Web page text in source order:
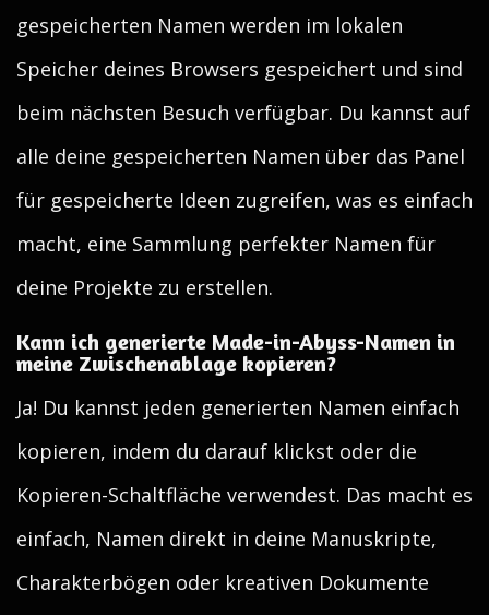
gespeicherten Namen werden im lokalen
Speicher deines Browsers gespeichert und sind
beim nächsten Besuch verfügbar. Du kannst auf
alle deine gespeicherten Namen über das Panel
für gespeicherte Ideen zugreifen, was es einfach
macht, eine Sammlung perfekter Namen für
deine Projekte zu erstellen.
Kann ich generierte Made-in-Abyss-Namen in
meine Zwischenablage kopieren?
Ja! Du kannst jeden generierten Namen einfach
kopieren, indem du darauf klickst oder die
Kopieren-Schaltfläche verwendest. Das macht es
einfach, Namen direkt in deine Manuskripte,
Charakterbögen oder kreativen Dokumente